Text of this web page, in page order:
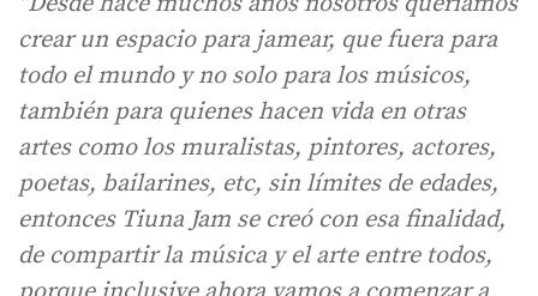
crear un espacio para jamear, que fuera para
todo el mundo y no solo para los músicos,
también para quienes hacen vida en otras
artes como los muralistas, pintores, actores,
poetas, bailarines, etc, sin límites de edades,
entonces Tiuna Jam se creó con esa finalidad,
de compartir la música y el arte entre todos,